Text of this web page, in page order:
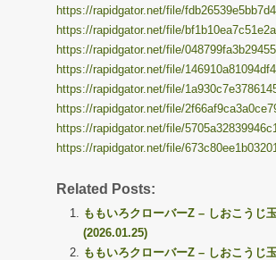
https://rapidgator.net/file/
https://rapidgator.net/file/
https://rapidgator.net/file/
https://rapidgator.net/file/
https://rapidgator.net/file/
https://rapidgator.net/file/
https://rapidgator.net/file/
https://rapidgator.net/file/
Related Posts:
ももいろクローバーZ – しおこうじ
(2026.01.25)
ももいろクローバーZ – しおこうじ